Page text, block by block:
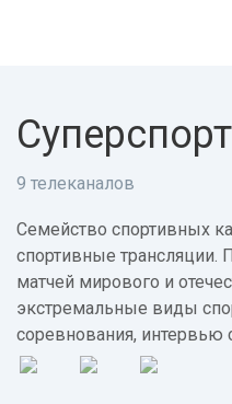
Суперспорт
9 телеканалов
Семейство спортивных
спортивные трансляции.
матчей мирового и
экстремальные виды
соревнования,